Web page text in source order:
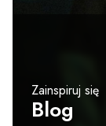
Zainspiruj się
Blog